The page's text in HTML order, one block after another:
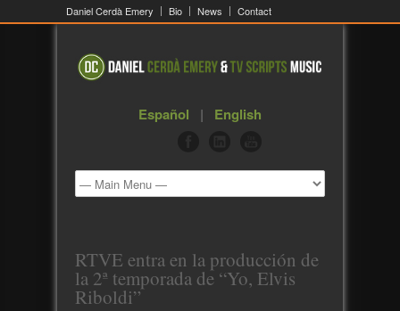
Daniel Cerdà Emery Bio News Contact
Español | English
RTVE entra en la producción de
la 2ª temporada de “Yo, Elvis
Riboldi”